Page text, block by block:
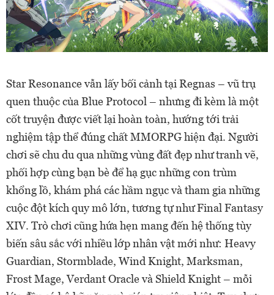
Star Resonance vẫn lấy bối cảnh tại Regnas – vũ trụ
quen thuộc của Blue Protocol – nhưng đi kèm là một
cốt truyện được viết lại hoàn toàn, hướng tới trải
nghiệm tập thể đúng chất MMORPG hiện đại. Người
chơi sẽ chu du qua những vùng đất đẹp như tranh vẽ,
phối hợp cùng bạn bè để hạ gục những con trùm
khổng lồ, khám phá các hầm ngục và tham gia những
cuộc đột kích quy mô lớn, tương tự như Final Fantasy
XIV. Trò chơi cũng hứa hẹn mang đến hệ thống tùy
biến sâu sắc với nhiều lớp nhân vật mới như: Heavy
Guardian, Stormblade, Wind Knight, Marksman,
Frost Mage, Verdant Oracle và Shield Knight – mỗi